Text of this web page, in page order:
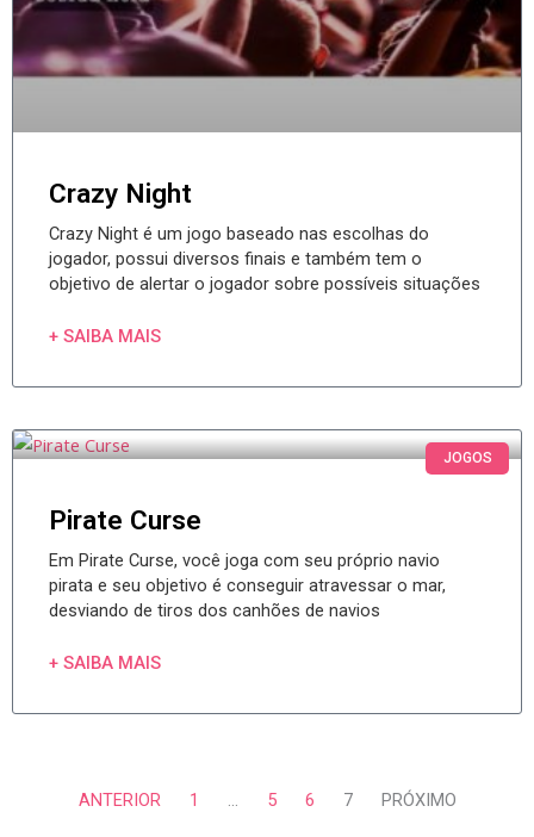
Crazy Night
Crazy Night é um jogo baseado nas escolhas do
jogador, possui diversos finais e também tem o
objetivo de alertar o jogador sobre possíveis situações
+ SAIBA MAIS
JOGOS
Pirate Curse
Em Pirate Curse, você joga com seu próprio navio
pirata e seu objetivo é conseguir atravessar o mar,
desviando de tiros dos canhões de navios
+ SAIBA MAIS
ANTERIOR 1 … 5 6 7 PRÓXIMO